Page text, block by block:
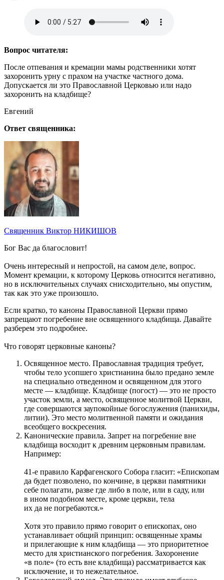
Вопрос читателя:
После отпевания и кремации мамы родственники хотят
захоронить урну с прахом на участке частного дома.
Допускается ли это Православной Церковью или надо
захоронить на кладбище?
Евгений
Ответ священника:
Священник Виктор НИКИШОВ
Бог Вас да благословит!
Очень интересный и непростой, на самом деле, вопрос.
Момент кремации, к которому Церковь относится негативно,
но в исключительных случаях снисходительно, мы опустим,
так как это уже произошло.
Если кратко, то каноны Православной Церкви прямо
запрещают погребение вне освященного кладбища. Давайте
разберем это подробнее.
Что говорят церковные каноны?
Освященное место. Православная традиция требует,
чтобы тело усопшего христианина было предано земле
на специально отведенном и освященном для этого
месте — кладбище. Кладбище (погост) — это не просто
участок земли, а место, освященное молитвой Церкви,
где совершаются заупокойные богослужения (панихиды,
литии). Это место молитвенной памяти и ожидания
всеобщего воскресения.
Канонические правила. Запрет на погребение вне
кладбища восходит к древним церковным правилам.
Например:
41-е правило Карфагенского Собора гласит: «Епископам
да будет позволено, по кончине, в церкви памятники
себе полагати, разве где либо в поле, или в саду, или
в ином подобном месте, кроме церкви, тела
их да не погребаются.»
Хотя это правило прямо говорит о епископах, оно
устанавливает общий принцип: освященные храмы
и прилегающие к ним кладбища — это приоритетное
место для христианского погребения. Захоронение
«в поле» (то есть вне кладбища) рассматривается как
исключение, и то нежелательное.